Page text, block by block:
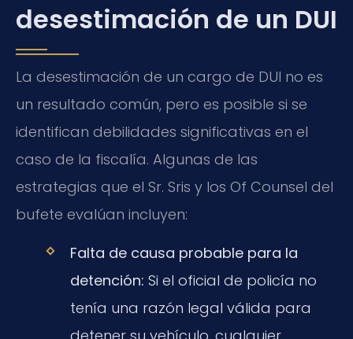
desestimación de un DUI
La desestimación de un cargo de DUI no es
un resultado común, pero es posible si se
identifican debilidades significativas en el
caso de la fiscalía. Algunas de las
estrategias que el Sr. Sris y los Of Counsel del
bufete evalúan incluyen:
Falta de causa probable para la
detención: Si el oficial de policía no
tenía una razón legal válida para